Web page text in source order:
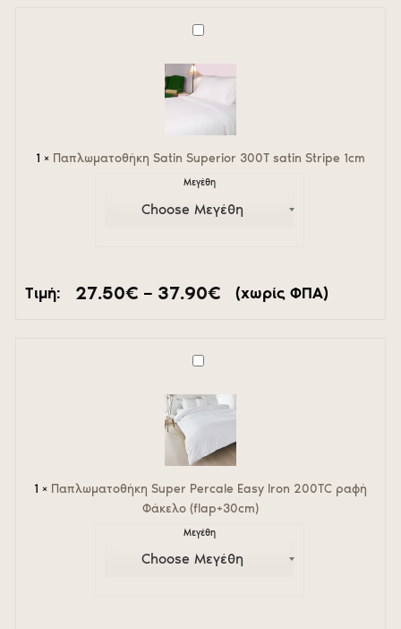
1 × Παπλωματοθήκη Satin Superior 300Τ satin Stripe 1cm
Μεγέθη
Τιμή: 27.50€ – 37.90€ Price
range:
(χωρίς ΦΠΑ)
Φάκελο
1 × Παπλωματοθήκη Super Percale Easy Iron 200TC ραφή
Φάκελο (flap+30cm)
Μεγέθη